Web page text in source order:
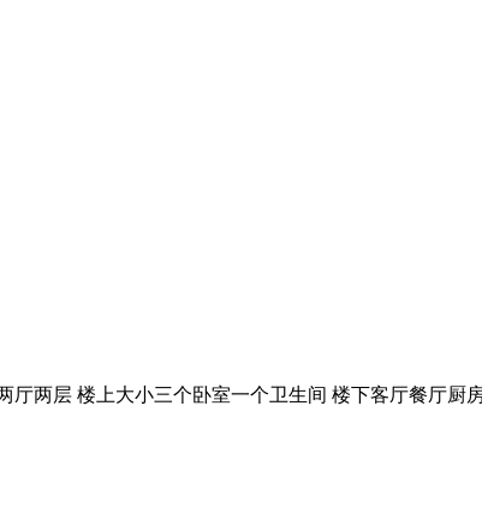
两层 楼上大小三个卧室一个卫生间 楼下客厅餐厅厨